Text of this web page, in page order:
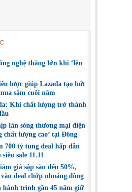
nghệ thắng lớn khi ‘lên
lược giúp Lazada tạo bứt
sắm cuối năm
Khi chất lượng trở thành
làn sóng thương mại điện
chất lượng cao’ tại Đông
700 tỷ tung deal hấp dẫn
sale 11.11
giá sập sàn đến 50%,
deal chớp nhoáng đồng
hành trình gần 45 năm giữ